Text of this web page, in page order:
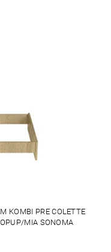
KOMBI PRE COLETTE
MIA SONOMA